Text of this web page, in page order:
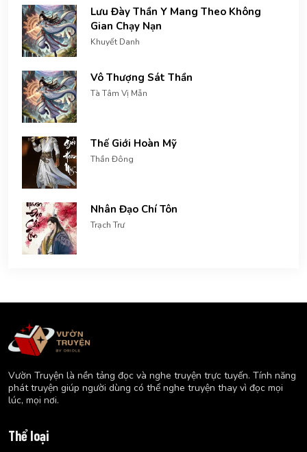
Lưu Đày Thần Y Mang Theo Không
Gian Chạy Nạn
Khuyết Danh
Vô Thượng Sát Thần
Tà Tâm Vị Mẫn
Thế Giới Hoàn Mỹ
Thần Đông
Nhân Đạo Chí Tôn
Trạch Trư
Vườn Truyện là nền tảng đọc và nghe truyện trực tuyến. Tính năng
phát truyện giúp người dùng có thể nghe truyện thay vì đọc mọi
lúc, mọi nơi.
Thể loại